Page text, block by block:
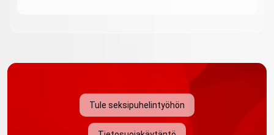
Tule seksipuhelintyöhön